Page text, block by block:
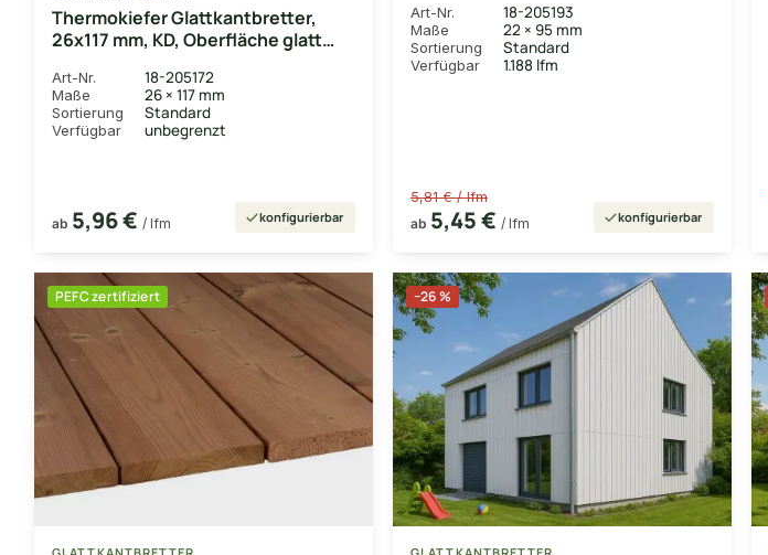
Thermokiefer Glattkantbretter,
26x117 mm, KD, Oberfläche glatt
Art-Nr. 18-205172
Maße 26 × 117 mm
Sortierung Standard
Verfügbar unbegrenzt
ab 5,96 € / lfm konfigurierbar
Art-Nr. 18-205193
Maße 22 × 95 mm
Sortierung Standard
Verfügbar 1.188 lfm
5,81 € / lfm
ab 5,45 € / lfm konfigurierbar
PEFC zertifiziert −26 %